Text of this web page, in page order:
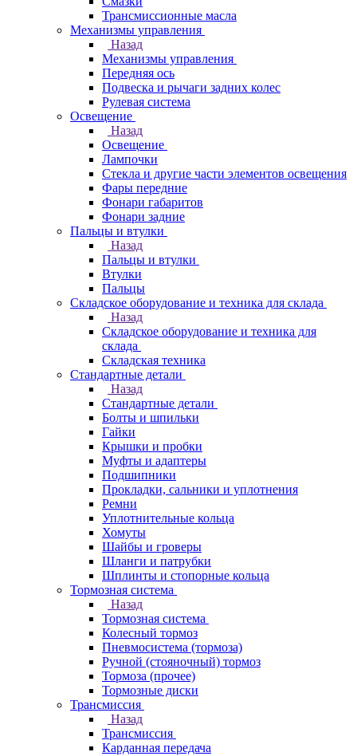
Трансмиссионные масла
Механизмы управления
Назад
Механизмы управления
Передняя ось
Подвеска и рычаги задних колес
Рулевая система
Освещение
Назад
Освещение
Лампочки
Стекла и другие части элементов освещения
Фары передние
Фонари габаритов
Фонари задние
Пальцы и втулки
Назад
Пальцы и втулки
Втулки
Пальцы
Складское оборудование и техника для склада
Назад
Складское оборудование и техника для
склада
Складская техника
Стандартные детали
Назад
Стандартные детали
Болты и шпильки
Гайки
Крышки и пробки
Муфты и адаптеры
Подшипники
Прокладки, сальники и уплотнения
Ремни
Уплотнительные кольца
Хомуты
Шайбы и гроверы
Шланги и патрубки
Шплинты и стопорные кольца
Тормозная система
Назад
Тормозная система
Колесный тормоз
Пневмосиcтема (тормоза)
Ручной (стояночный) тормоз
Тормоза (прочее)
Тормозные диски
Трансмиссия
Назад
Трансмиссия
Карданная передача